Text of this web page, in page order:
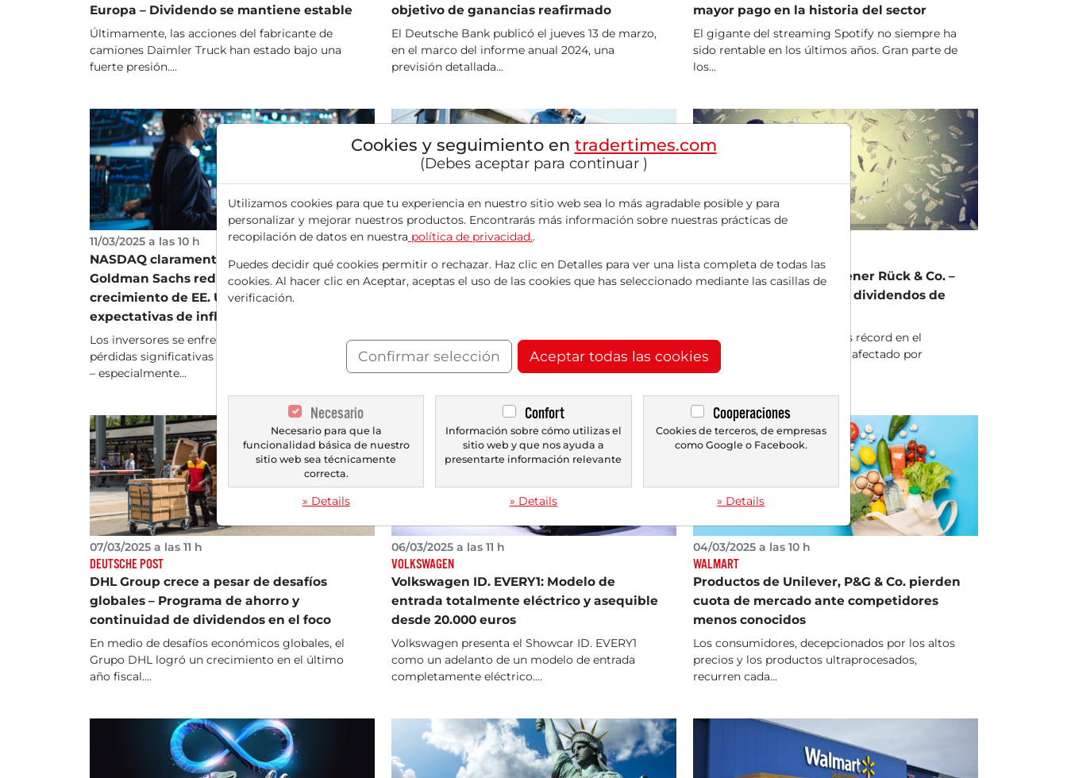
Europa – Dividendo se mantiene estable
Últimamente, las acciones del fabricante de
camiones Daimler Truck han estado bajo una
fuerte presión....
objetivo de ganancias reafirmado
El Deutsche Bank publicó el jueves 13 de marzo,
en el marco del informe anual 2024, una
previsión detallada...
mayor pago en la historia del sector
El gigante del streaming Spotify no siempre ha
sido rentable en los últimos años. Gran parte de
los...
11/03/2025 a las 10 h
NASDAQ claramente en negativo -
Goldman Sachs reduce pronóstico de
crecimiento de EE. UU. y eleva
expectativas de inflación
Los inversores se enfrentan actualmente a
pérdidas significativas en los índices de EE. UU.
– especialmente...
10/03/2025 a las 11 h
TRATON
TRATON se mantiene en un entorno
Los fabricantes de camiones europeos han
tenido un año desafiante. La agencia de noticias
Reuters ve...
MÜNCHENER RÜCK
Deutsche Bank, Münchener Rück & Co. –
Las mejores acciones de dividendos de
Deutsche Bank con ingresos récord en el
último trimestre - Beneficio afectado por
costos no operativos...
07/03/2025 a las 11 h
DEUTSCHE POST
DHL Group crece a pesar de desafíos
globales – Programa de ahorro y
continuidad de dividendos en el foco
En medio de desafíos económicos globales, el
Grupo DHL logró un crecimiento en el último
año fiscal....
06/03/2025 a las 11 h
VOLKSWAGEN
Volkswagen ID. EVERY1: Modelo de
entrada totalmente eléctrico y asequible
desde 20.000 euros
Volkswagen presenta el Showcar ID. EVERY1
como un adelanto de un modelo de entrada
completamente eléctrico....
04/03/2025 a las 10 h
WALMART
Productos de Unilever, P&G & Co. pierden
cuota de mercado ante competidores
menos conocidos
Los consumidores, decepcionados por los altos
precios y los productos ultraprocesados,
recurren cada...
Cookies y seguimiento en tradertimes.com
(Debes aceptar para continuar )
Utilizamos cookies para que tu experiencia en nuestro sitio web sea lo más agradable posible y para
personalizar y mejorar nuestros productos. Encontrarás más información sobre nuestras prácticas de
recopilación de datos en nuestra política de privacidad..
Puedes decidir qué cookies permitir o rechazar. Haz clic en Detalles para ver una lista completa de todas las
cookies. Al hacer clic en Aceptar, aceptas el uso de las cookies que has seleccionado mediante las casillas de
verificación.
Confirmar selección Aceptar todas las cookies
Necesario
Necesario para que la
funcionalidad básica de nuestro
sitio web sea técnicamente
correcta.
» Details
Confort
Información sobre cómo utilizas el
sitio web y que nos ayuda a
presentarte información relevante
» Details
Cooperaciones
Cookies de terceros, de empresas
como Google o Facebook.
» Details